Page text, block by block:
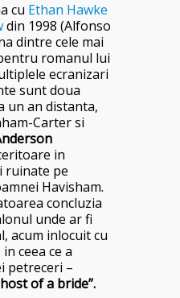
cu Ethan Hawke
din 1998 (Alfonso
dintre cele mai
romanul lui
ecranizari
sunt doua
un an distanta,
Carter si
in
ruinate pe
Havisham.
concluzia
unde ar fi
acum inlocuit cu
ceea ce a
petreceri –
of a bride”.